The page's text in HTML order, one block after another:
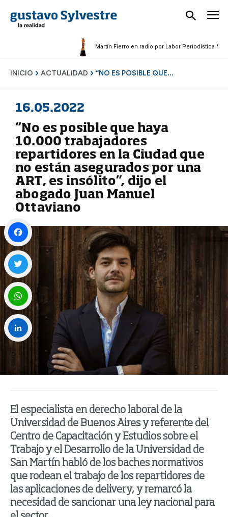
Martín Fierro en radio por Labor Periodística Masculina
INICIO ACTUALIDAD “NO ES POSIBLE QUE...
16.05.2022
“No es posible que haya
10.000 trabajadores
repartidores en la Ciudad que
no están asegurados por una
ART, es insólito”, dijo el
abogado Juan Manuel
Ottaviano
El especialista en derecho laboral de la
Universidad de Buenos Aires y referente del
Centro de Capacitación y Estudios sobre el
Trabajo y el Desarrollo de la Universidad de
San Martín habló de los baches normativos
que rodean el trabajo de los repartidores de
las aplicaciones de delivery, y remarcó la
necesidad de sancionar una ley nacional para
Facebook
Twitter
WhatsApp